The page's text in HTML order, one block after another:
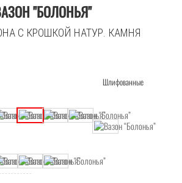
"БОЛОНЬЯ"
С КРОШКОЙ НАТУР. КАМНЯ